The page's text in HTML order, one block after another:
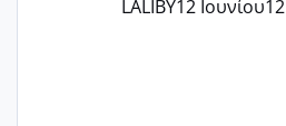
LALIBY12 Ιουνίου